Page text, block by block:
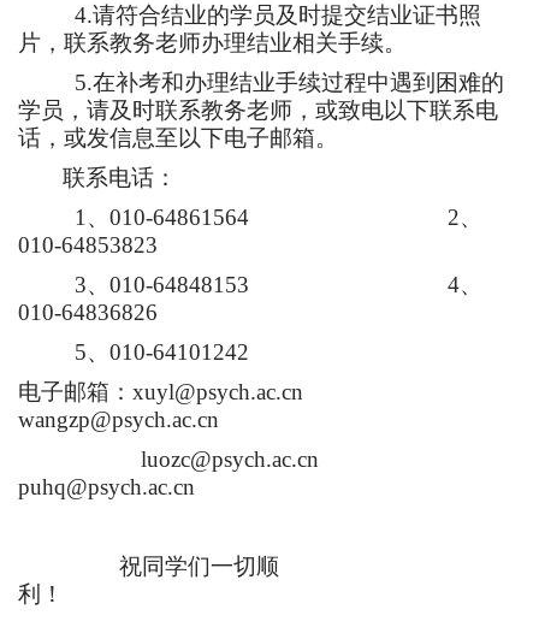
4.请符合结业的学员及时提交结业证书照
片，联系教务老师办理结业相关手续。
5.在补考和办理结业手续过程中遇到困难的
学员，请及时联系教务老师，或致电以下联系电
话，或发信息至以下电子邮箱。
联系电话：
1 、 010-64861564 2、
010-64853823
3、 010-64848153 4、
010-64836826
5、 010-64101242
电子邮箱： xuyl@psych.ac.cn
wangzp@psych.ac.cn
luozc@psych.ac.cn
puhq@psych.ac.cn
祝同学们一切顺
利！